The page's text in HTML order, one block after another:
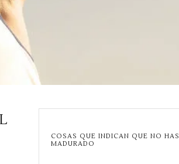
COSAS QUE INDICAN QUE NO HAS
MADURADO